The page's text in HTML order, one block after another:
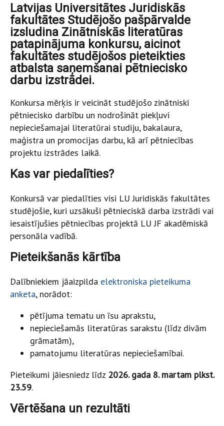
Latvijas Universitātes Juridiskās
fakultātes Studējošo pašpārvalde
izsludina Zinātniskās literatūras
patapinājuma konkursu, aicinot
fakultātes studējošos pieteikties
atbalsta saņemšanai pētniecisko
darbu izstrādei.
Konkursa mērķis ir veicināt studējošo zinātniski
pētniecisko darbību un nodrošināt piekļuvi
nepieciešamajai literatūrai studiju, bakalaura,
maģistra un promocijas darbu, kā arī pētniecības
projektu izstrādes laikā.
Kas var piedalīties?
Konkursā var piedalīties visi LU Juridiskās fakultātes
studējošie, kuri uzsākuši pētnieciskā darba izstrādi vai
iesaistījušies pētniecības projektā LU JF akadēmiskā
personāla vadībā.
Pieteikšanās kārtība
Dalībniekiem jāaizpilda elektroniska pieteikuma
anketa, norādot:
pētījuma tematu un īsu aprakstu,
nepieciešamās literatūras sarakstu (līdz divām
grāmatām),
pamatojumu literatūras nepieciešamībai.
Pieteikumi jāiesniedz līdz 2026. gada 8. martam plkst.
23.59.
Vērtēšana un rezultāti